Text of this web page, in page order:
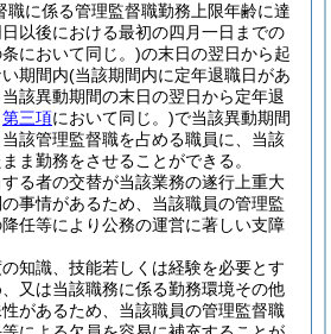
職に係る管理監督職勤務上限年齢に達
以後における最初の四月一日までの
において同じ。)の末日の翌日から起
期間内(当該期間内に定年退職日があ
該異動期間の末日の翌日から定年退
第三項において同じ。)で当該異動期間
該管理監督職を占める職員に、当該
ま勤務をさせることができる。
る者の交替が当該業務の遂行上重大
事情があるため、当該職員の管理監
任等により公務の運営に著しい支障
知識、技能若しくは経験を必要とす
又は当該職務に係る勤務環境その他
があるため、当該職員の管理監督職